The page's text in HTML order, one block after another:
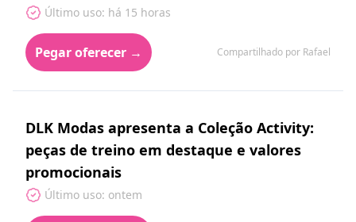
Último uso: há 15 horas
Pegar oferecer → Compartilhado por Rafael
DLK Modas apresenta a Coleção Activity:
peças de treino em destaque e valores
promocionais
Último uso: ontem